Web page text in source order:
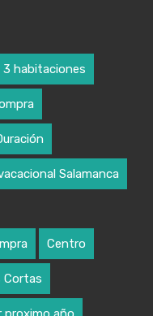
3 habitaciones
Salamanca
Centro
Cortas